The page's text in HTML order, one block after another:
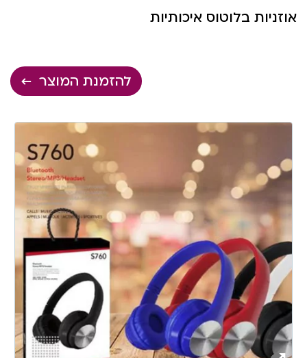
אוזניות בלוטוס איכותיות
להזמנת המוצר